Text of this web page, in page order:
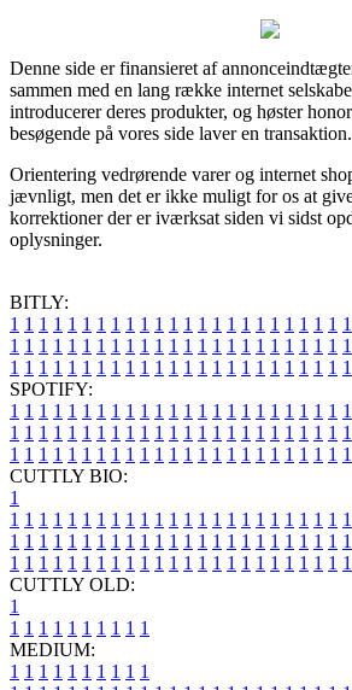
Denne side er finansieret af
sammen med en lang række internet
introducerer deres produkter, og høster
besøgende på vores side laver en transaktion.
Orientering vedrørende varer og internet
jævnligt, men det er ikke muligt for os at
korrektioner der er iværksat siden vi sidst
oplysninger.
BITLY:
1 1 1 1 1 1 1 1 1 1 1 1 1 1 1 1 1 1 1 1 1 1 1 1
1 1 1 1 1 1 1 1 1 1 1 1 1 1 1 1 1 1 1 1 1 1 1 1
1 1 1 1 1 1 1 1 1 1 1 1 1 1 1 1 1 1 1 1 1 1 1 1
SPOTIFY:
1 1 1 1 1 1 1 1 1 1 1 1 1 1 1 1 1 1 1 1 1 1 1 1
1 1 1 1 1 1 1 1 1 1 1 1 1 1 1 1 1 1 1 1 1 1 1 1
1 1 1 1 1 1 1 1 1 1 1 1 1 1 1 1 1 1 1 1 1 1 1 1
CUTTLY BIO:
1
1 1 1 1 1 1 1 1 1 1 1 1 1 1 1 1 1 1 1 1 1 1 1 1
1 1 1 1 1 1 1 1 1 1 1 1 1 1 1 1 1 1 1 1 1 1 1 1
1 1 1 1 1 1 1 1 1 1 1 1 1 1 1 1 1 1 1 1 1 1 1 1
CUTTLY OLD:
1
1 1 1 1 1 1 1 1 1 1
MEDIUM:
1 1 1 1 1 1 1 1 1 1